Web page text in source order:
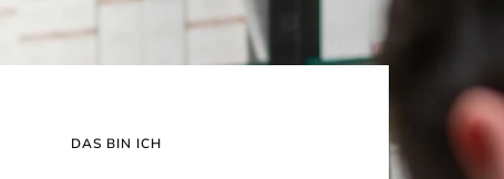
DAS BIN ICH